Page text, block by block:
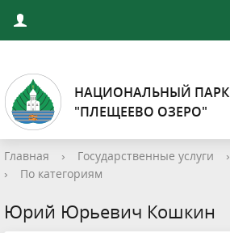
НАЦИОНАЛЬНЫЙ ПАРК
"ПЛЕЩЕЕВО ОЗЕРО"
Главная › Государственные услуги ›
›
По категориям
Юрий Юрьевич Кошкин